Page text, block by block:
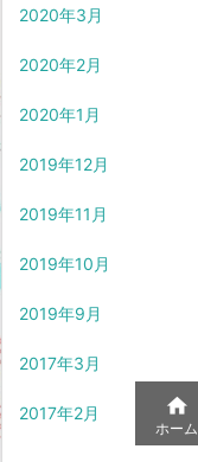
2020年3月
2020年2月
2020年1月
2019年12月
2019年11月
2019年10月
2019年9月
2017年3月
2017年2月 
ホーム